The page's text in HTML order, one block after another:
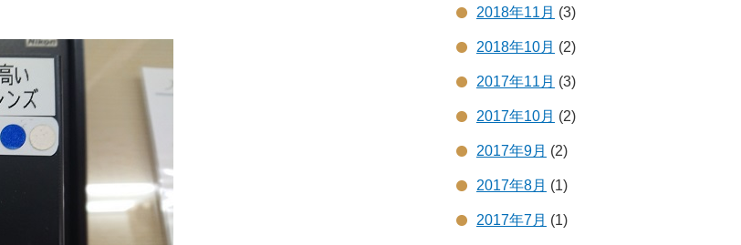
2018年11月 (3)
2018年10月 (2)
2017年11月 (3)
2017年10月 (2)
2017年9月 (2)
2017年8月 (1)
2017年7月 (1)